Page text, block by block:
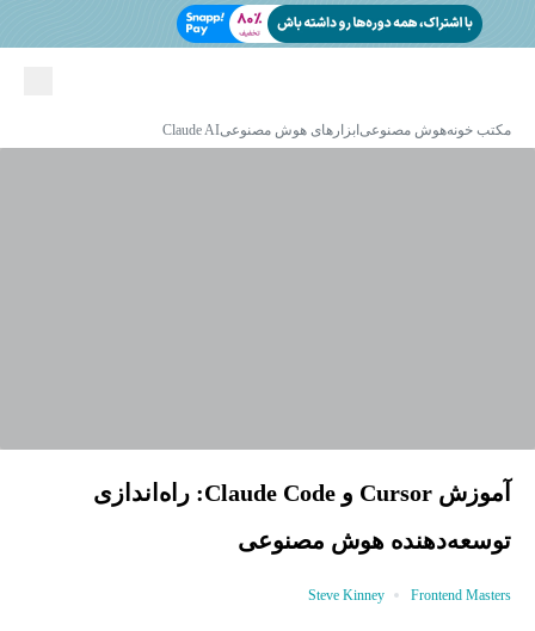
مکتب خونههوش مصنوعی ابزارهای هوش مصنوعیClaude AI
آموزش Cursor و Claude Code: راه‌اندازی
توسعه‌دهنده هوش مصنوعی
Frontend Masters
Steve Kinney